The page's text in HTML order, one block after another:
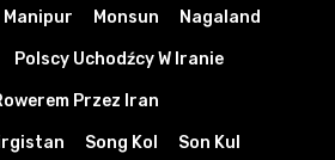
Manipur Monsun Nagaland
Polscy Uchodźcy W Iranie
Przez Iran
Song Kol Son Kul